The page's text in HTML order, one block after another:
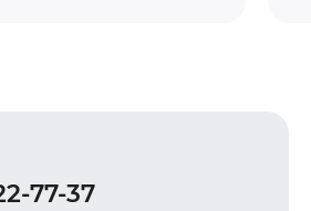
77-37